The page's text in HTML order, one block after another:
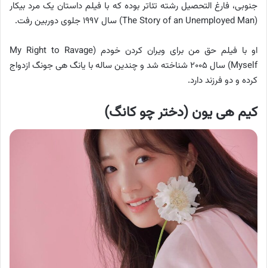
جنوبی، فارغ التحصیل رشته تئاتر بوده که با فیلم داستان یک مرد بیکار
(The Story of an Unemployed Man) سال ۱۹۹۷ جلوی دوربین رفت.
او با فیلم حق من برای ویران کردن خودم (My Right to Ravage
Myself) سال ۲۰۰۵ شناخته شد و چندین ساله با یانگ هی جونگ ازدواج
کرده و دو فرزند دارد.
کیم هی یون (دختر چو کانگ)